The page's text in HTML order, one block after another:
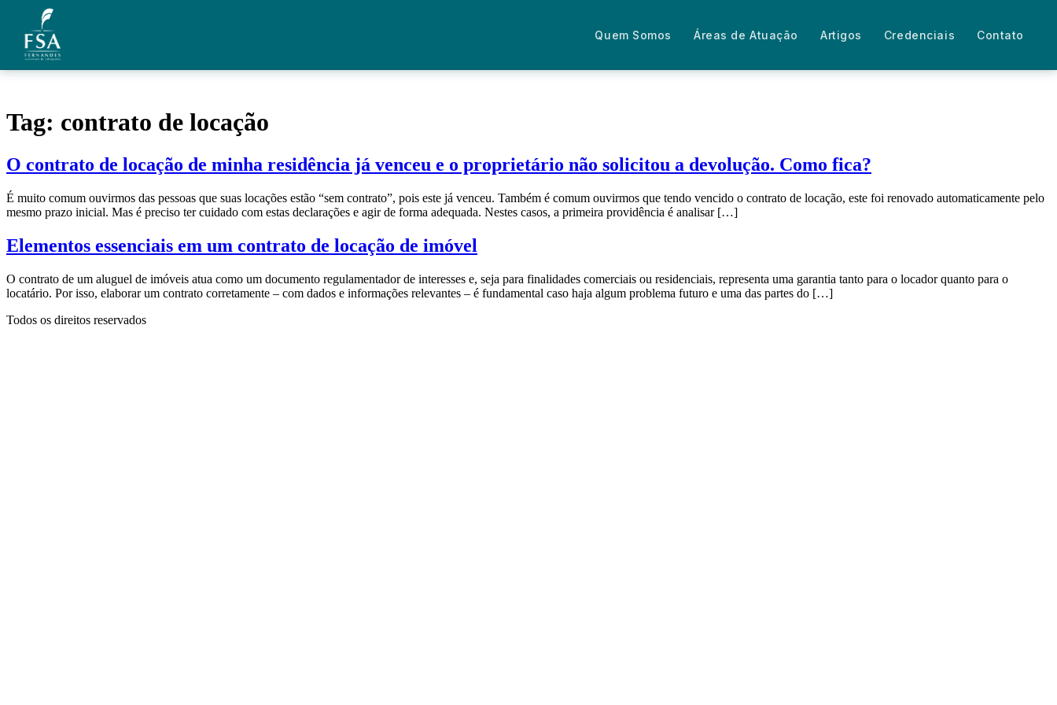
Ir para o conteúdo
Quem Somos
Áreas de Atuação Artigos Credenciais Contato
Áreas de Atuação
Artigos
Credenciais
Contato
Fale com um advogado
Tag: contrato de locação
O contrato de locação de minha residência já venceu e o proprietário não solicitou a devolução. Como fica?
É muito comum ouvirmos das pessoas que suas locações estão “sem contrato”, pois este já venceu. Também é comum ouvirmos que tendo vencido o contrato de locação, este foi renovado automaticamente pelo
mesmo prazo inicial. Mas é preciso ter cuidado com estas declarações e agir de forma adequada. Nestes casos, a primeira providência é analisar […]
Elementos essenciais em um contrato de locação de imóvel
O contrato de um aluguel de imóveis atua como um documento regulamentador de interesses e, seja para finalidades comerciais ou residenciais, representa uma garantia tanto para o locador quanto para o
locatário. Por isso, elaborar um contrato corretamente – com dados e informações relevantes – é fundamental caso haja algum problema futuro e uma das partes do […]
Todos os direitos reservados